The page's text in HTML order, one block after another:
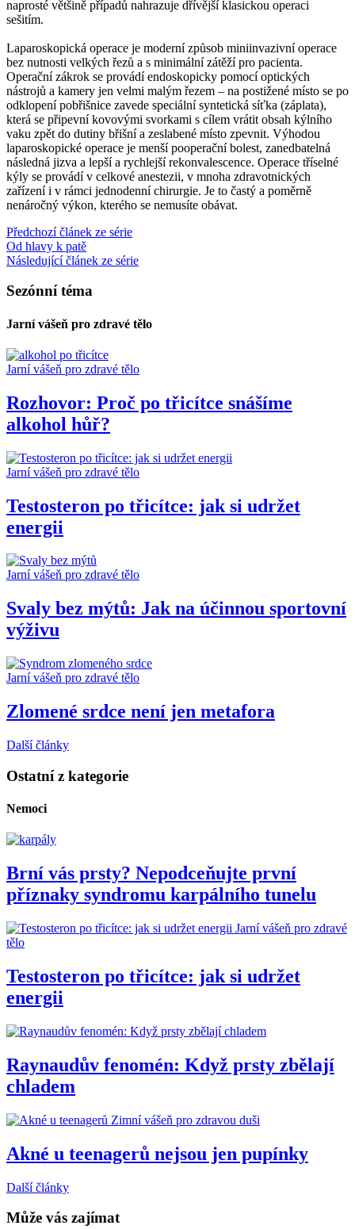
naprosté většině případů nahrazuje dřívější klasickou operaci
sešitím.
Laparoskopická operace je moderní způsob miniinvazivní operace
bez nutnosti velkých řezů a s minimální zátěží pro pacienta.
Operační zákrok se provádí endoskopicky pomocí optických
nástrojů a kamery jen velmi malým řezem – na postižené místo se po
odklopení pobřišnice zavede speciální syntetická síťka (záplata),
která se připevní kovovými svorkami s cílem vrátit obsah kýlního
vaku zpět do dutiny břišní a zeslabené místo zpevnit. Výhodou
laparoskopické operace je menší pooperační bolest, zanedbatelná
následná jizva a lepší a rychlejší rekonvalescence. Operace tříselné
kýly se provádí v celkové anestezii, v mnoha zdravotnických
zařízení i v rámci jednodenní chirurgie. Je to častý a poměrně
nenáročný výkon, kterého se nemusíte obávat.
Předchozí článek ze série
Od hlavy k patě
Následující článek ze série
Sezónní téma
Jarní vášeň pro zdravé tělo
Jarní vášeň pro zdravé tělo
Rozhovor: Proč po třicítce snášíme
alkohol hůř?
Jarní vášeň pro zdravé tělo
Testosteron po třicítce: jak si udržet
energii
Jarní vášeň pro zdravé tělo
Svaly bez mýtů: Jak na účinnou sportovní
výživu
Jarní vášeň pro zdravé tělo
Zlomené srdce není jen metafora
Další články
Ostatní z kategorie
Nemoci
Brní vás prsty? Nepodceňujte první
příznaky syndromu karpálního tunelu
Jarní vášeň pro zdravé
tělo
Testosteron po třicítce: jak si udržet
energii
Raynaudův fenomén: Když prsty zbělají
chladem
Zimní vášeň pro zdravou duši
Akné u teenagerů nejsou jen pupínky
Další články
Může vás zajímat